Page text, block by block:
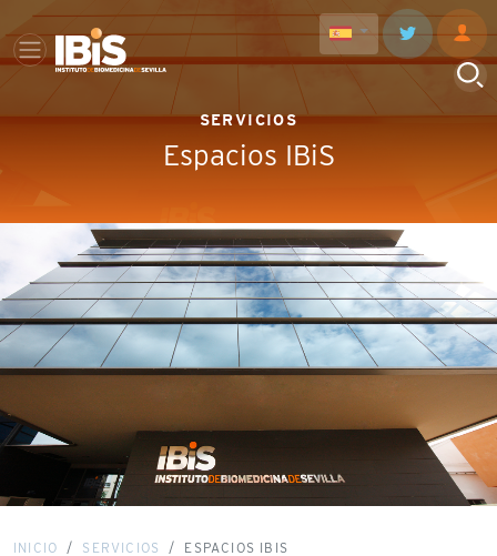
SERVICIOS
Espacios IBiS
INICIO SERVICIOS ESPACIOS IBIS